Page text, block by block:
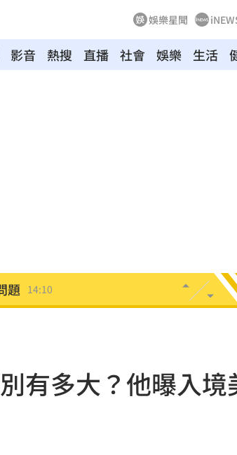
娛樂星聞
影音 熱搜 直播 社會 娛樂 生活
題 14:10
14:07
有多大？他曝入